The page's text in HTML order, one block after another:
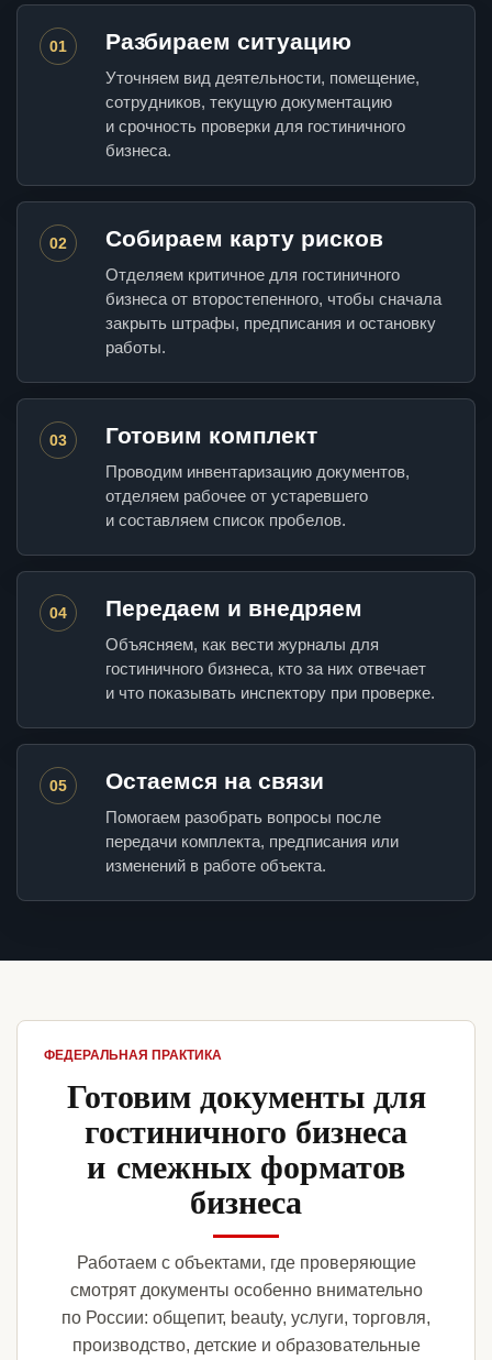
01 Разбираем ситуацию
Уточняем вид деятельности, помещение,
сотрудников, текущую документацию
и срочность проверки для гостиничного
бизнеса.
02 Собираем карту рисков
Отделяем критичное для гостиничного
бизнеса от второстепенного, чтобы сначала
закрыть штрафы, предписания и остановку
работы.
03 Готовим комплект
Проводим инвентаризацию документов,
отделяем рабочее от устаревшего
и составляем список пробелов.
04 Передаем и внедряем
Объясняем, как вести журналы для
гостиничного бизнеса, кто за них отвечает
и что показывать инспектору при проверке.
05 Остаемся на связи
Помогаем разобрать вопросы после
передачи комплекта, предписания или
изменений в работе объекта.
ФЕДЕРАЛЬНАЯ ПРАКТИКА
Готовим документы для
гостиничного бизнеса
и смежных форматов
бизнеса
Работаем с объектами, где проверяющие
смотрят документы особенно внимательно
по России: общепит, beauty, услуги, торговля,
производство, детские и образовательные